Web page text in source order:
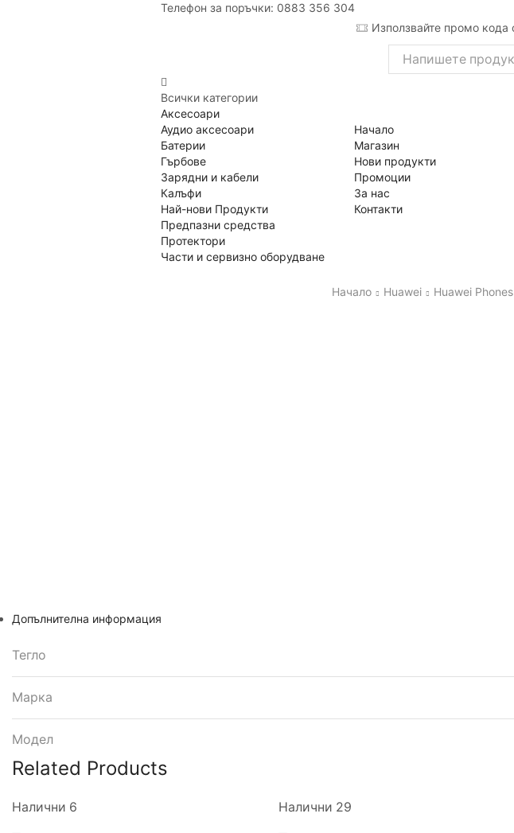
Телефон за поръчки: 0883 356 304
Search
Всички категории
Аксесоари
Аудио аксесоари
Батерии
Гърбове
Зарядни и кабели
Калъфи
Най-нови Продукти
Предпазни средства
Протектори
Части и сервизно оборудване
Начало
Магазин
Нови продукти
Промоции
За нас
Контакти
Начало Huawei Huawei Phones
Допълнителна информация
Тегло
Марка
Модел
Related Products
Налични 6 Налични 29